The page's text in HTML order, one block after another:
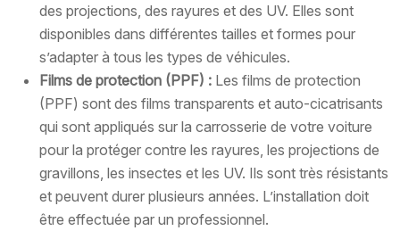
des projections, des rayures et des UV. Elles sont
disponibles dans différentes tailles et formes pour
s’adapter à tous les types de véhicules.
Films de protection (PPF) : Les films de protection
(PPF) sont des films transparents et auto-cicatrisants
qui sont appliqués sur la carrosserie de votre voiture
pour la protéger contre les rayures, les projections de
gravillons, les insectes et les UV. Ils sont très résistants
et peuvent durer plusieurs années. L’installation doit
être effectuée par un professionnel.